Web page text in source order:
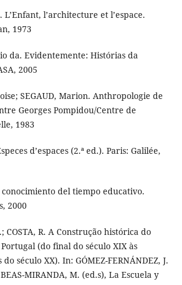
L’Enfant, l’architecture et l’espace.
1973
da. Evidentemente: Histórias da
2005
SEGAUD, Marion. Anthropologie de
Georges Pompidou/Centre de
1983
d’espaces (2.ª ed.). Paris: Galilée,
conocimiento del tiempo educativo.
2000
COSTA, R. A Construção histórica do
(do final do século XIX às
século XX). In: GÓMEZ-FERNÁNDEZ, J.
MIRANDA, M. (ed.s), La Escuela y